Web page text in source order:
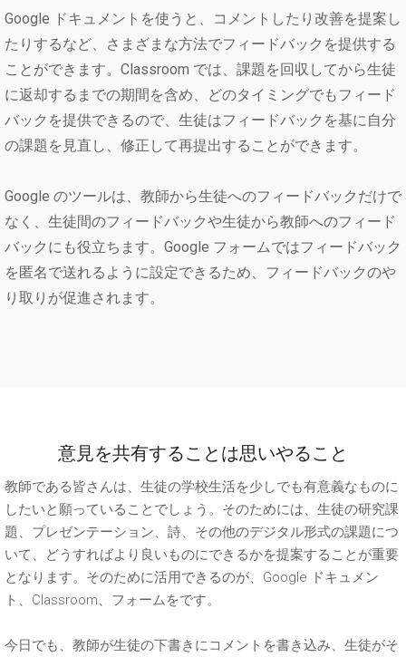
Google ドキュメントを使うと、コメントしたり改善を提案し
たりするなど、さまざまな方法でフィードバックを提供する
ことができます。Classroom では、課題を回収してから生徒
に返却するまでの期間を含め、どのタイミングでもフィード
バックを提供できるので、生徒はフィードバックを基に自分
の課題を見直し、修正して再提出することができます。
Google のツールは、教師から生徒へのフィードバックだけで
なく、生徒間のフィードバックや生徒から教師へのフィード
バックにも役立ちます。Google フォームではフィードバック
を匿名で送れるように設定できるため、フィードバックのや
り取りが促進されます。
意見を共有することは思いやること
教師である皆さんは、生徒の学校生活を少しでも有意義なものに
したいと願っていることでしょう。そのためには、生徒の研究課
題、プレゼンテーション、詩、その他のデジタル形式の課題につ
いて、どうすればより良いものにできるかを提案することが重要
となります。そのために活用できるのが、Google ドキュメン
ト、Classroom、フォームをです。
今日でも、教師が生徒の下書きにコメントを書き込み、生徒がそ